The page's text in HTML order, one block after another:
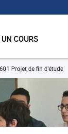
COURS
Projet de fin d'étude